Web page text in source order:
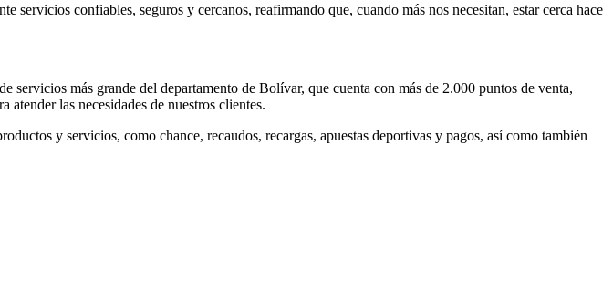
confiables, seguros y cercanos, reafirmando que, cuando más nos necesitan, estar cerca hace
más grande del departamento de Bolívar, que cuenta con más de 2.000 puntos de venta,
las necesidades de nuestros clientes.
y servicios, como chance, recaudos, recargas, apuestas deportivas y pagos, así como también